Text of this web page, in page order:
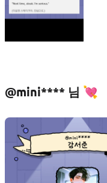
@mini**** 님 💘